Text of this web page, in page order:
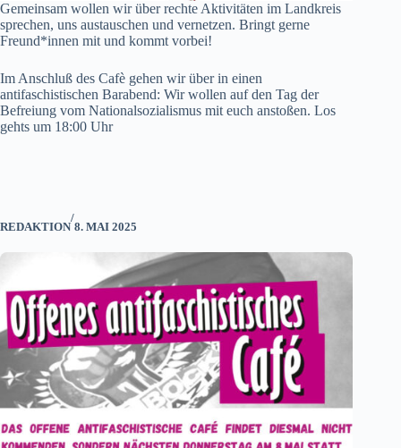
Gemeinsam wollen wir über rechte Aktivitäten im Landkreis
sprechen, uns austauschen und vernetzen. Bringt gerne
Freund*innen mit und kommt vorbei!
Im Anschluß des Cafè gehen wir über in einen
antifaschistischen Barabend: Wir wollen auf den Tag der
Befreiung vom Nationalsozialismus mit euch anstoßen. Los
gehts um 18:00 Uhr
REDAKTION
/
8. MAI 2025